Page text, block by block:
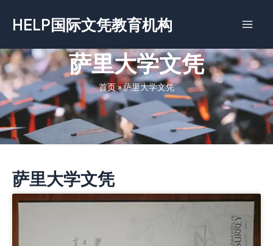
容
HELP国际文凭教育机构
萨里大学文凭
首页»萨里大学文凭
萨里大学文凭